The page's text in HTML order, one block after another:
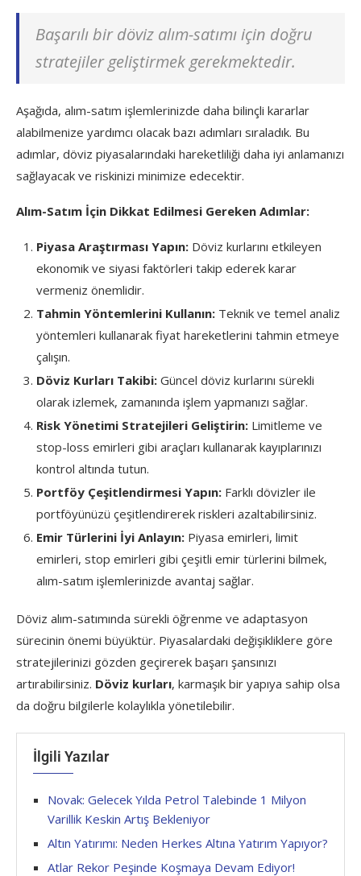
Başarılı bir döviz alım-satımı için doğru
stratejiler geliştirmek gerekmektedir.
Aşağıda, alım-satım işlemlerinizde daha bilinçli kararlar
alabilmenize yardımcı olacak bazı adımları sıraladık. Bu
adımlar, döviz piyasalarındaki hareketliliği daha iyi anlamanızı
sağlayacak ve riskinizi minimize edecektir.
Alım-Satım İçin Dikkat Edilmesi Gereken Adımlar:
Piyasa Araştırması Yapın: Döviz kurlarını etkileyen
ekonomik ve siyasi faktörleri takip ederek karar
vermeniz önemlidir.
Tahmin Yöntemlerini Kullanın: Teknik ve temel analiz
yöntemleri kullanarak fiyat hareketlerini tahmin etmeye
çalışın.
Döviz Kurları Takibi: Güncel döviz kurlarını sürekli
olarak izlemek, zamanında işlem yapmanızı sağlar.
Risk Yönetimi Stratejileri Geliştirin: Limitleme ve
stop-loss emirleri gibi araçları kullanarak kayıplarınızı
kontrol altında tutun.
Portföy Çeşitlendirmesi Yapın: Farklı dövizler ile
portföyünüzü çeşitlendirerek riskleri azaltabilirsiniz.
Emir Türlerini İyi Anlayın: Piyasa emirleri, limit
emirleri, stop emirleri gibi çeşitli emir türlerini bilmek,
alım-satım işlemlerinizde avantaj sağlar.
Döviz alım-satımında sürekli öğrenme ve adaptasyon
sürecinin önemi büyüktür. Piyasalardaki değişikliklere göre
stratejilerinizi gözden geçirerek başarı şansınızı
artırabilirsiniz. Döviz kurları, karmaşık bir yapıya sahip olsa
da doğru bilgilerle kolaylıkla yönetilebilir.
İlgili Yazılar
Novak: Gelecek Yılda Petrol Talebinde 1 Milyon
Varillik Keskin Artış Bekleniyor
Altın Yatırımı: Neden Herkes Altına Yatırım Yapıyor?
Atlar Rekor Peşinde Koşmaya Devam Ediyor!